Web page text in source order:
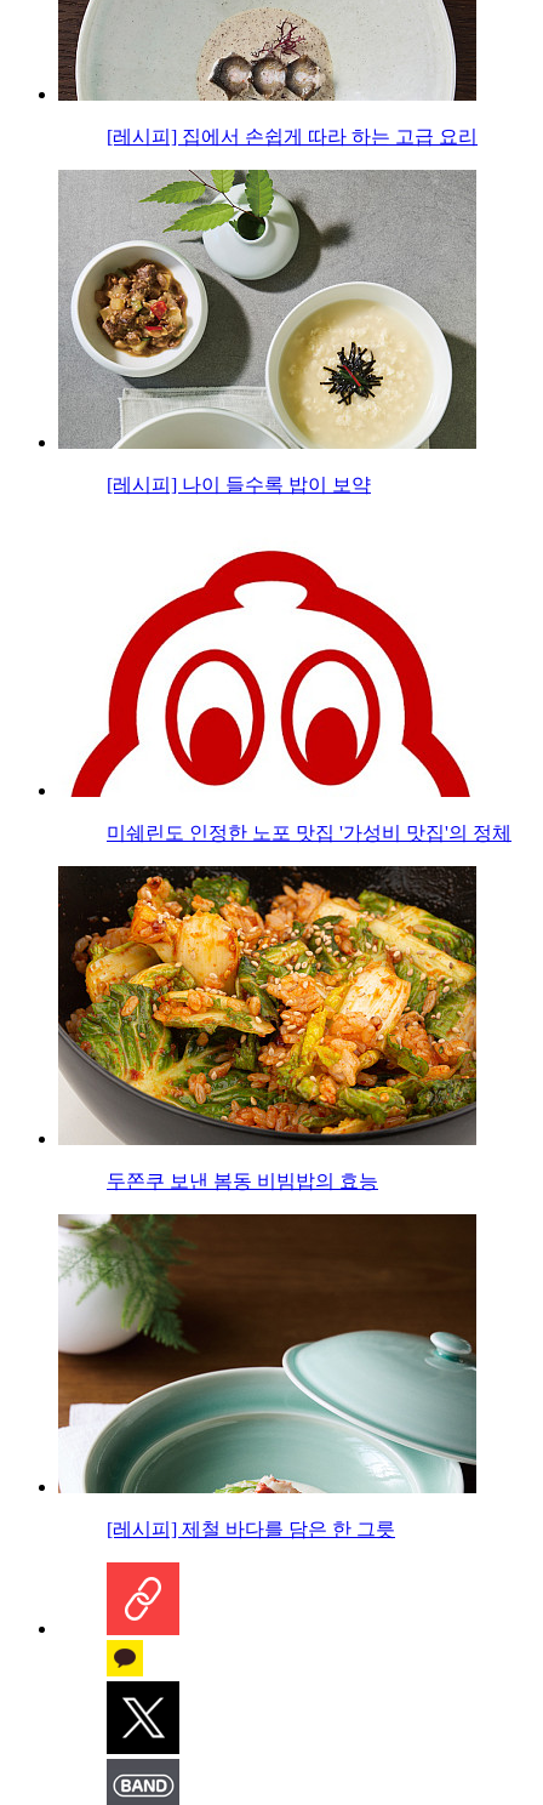
[레시피] 집에서 손쉽게 따라 하는 고급 요리
[레시피] 나이 들수록 밥이 보약
미쉐린도 인정한 노포 맛집 '가성비 맛집'의 정체
두쫀쿠 보낸 봄동 비빔밥의 효능
[레시피] 제철 바다를 담은 한 그릇